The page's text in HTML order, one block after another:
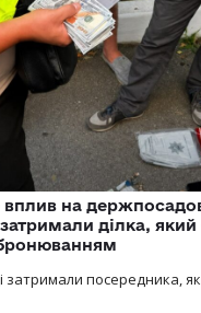
на
ділка,
затримали посередника,